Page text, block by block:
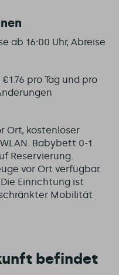
ab 16:00 Uhr, Abreise
pro Tag und pro
Ort, kostenloser
Babybett 0-1
Reservierung.
vor Ort verfügbar.
Einrichtung ist
Mobilität
befindet